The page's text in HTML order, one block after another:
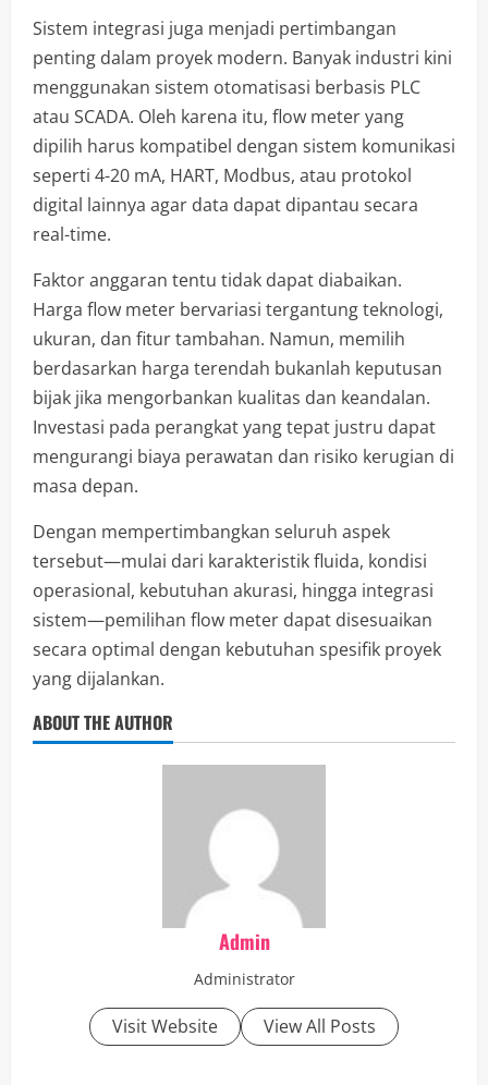
Sistem integrasi juga menjadi pertimbangan
penting dalam proyek modern. Banyak industri kini
menggunakan sistem otomatisasi berbasis PLC
atau SCADA. Oleh karena itu, flow meter yang
dipilih harus kompatibel dengan sistem komunikasi
seperti 4-20 mA, HART, Modbus, atau protokol
digital lainnya agar data dapat dipantau secara
real-time.
Faktor anggaran tentu tidak dapat diabaikan.
Harga flow meter bervariasi tergantung teknologi,
ukuran, dan fitur tambahan. Namun, memilih
berdasarkan harga terendah bukanlah keputusan
bijak jika mengorbankan kualitas dan keandalan.
Investasi pada perangkat yang tepat justru dapat
mengurangi biaya perawatan dan risiko kerugian di
masa depan.
Dengan mempertimbangkan seluruh aspek
tersebut—mulai dari karakteristik fluida, kondisi
operasional, kebutuhan akurasi, hingga integrasi
sistem—pemilihan flow meter dapat disesuaikan
secara optimal dengan kebutuhan spesifik proyek
yang dijalankan.
ABOUT THE AUTHOR
Admin
Administrator
Visit Website View All Posts